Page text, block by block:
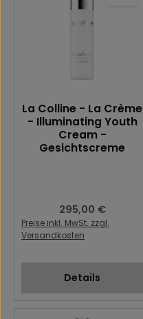
La Colline - La Crème
- Illuminating Youth
Cream -
Gesichtscreme
Regulärer Preis:
295,00 €
Preise inkl. MwSt. zzgl.
Versandkosten
Details